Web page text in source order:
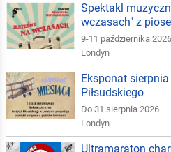
Spektakl
wczasach" z
9-11 października 2026
Londyn
Eksponat
Piłsudskiego
Do 31 sierpnia 2026
Londyn
Ultramaraton